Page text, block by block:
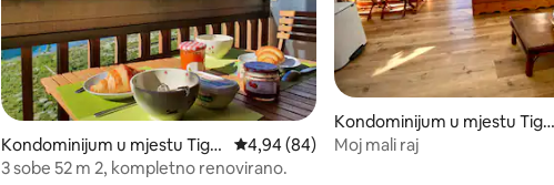
Kondominijum u mjestu Tign
es
prosječna ocjena 4,94 od 5, recenzija: 84
4,94 (84)
3 sobe 52 m 2, kompletno renovirano.
Kondominijum u mjestu Tign
es
Moj mali raj